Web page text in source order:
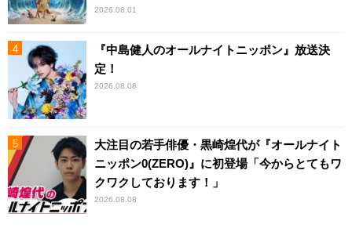
2026.08.01
『中島健人のオールナイトニッポン』放送決
定！
2026.08.08
大注目の若手俳優・黒崎煌代が『オールナイト
ニッポン0(ZERO)』に初登場「今からとてもワ
クワクしております！」
2026.08.08